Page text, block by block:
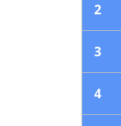
2
3
4